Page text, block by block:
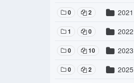
0 2 2021
1 0 2022
0 10 2023
0 2 2025